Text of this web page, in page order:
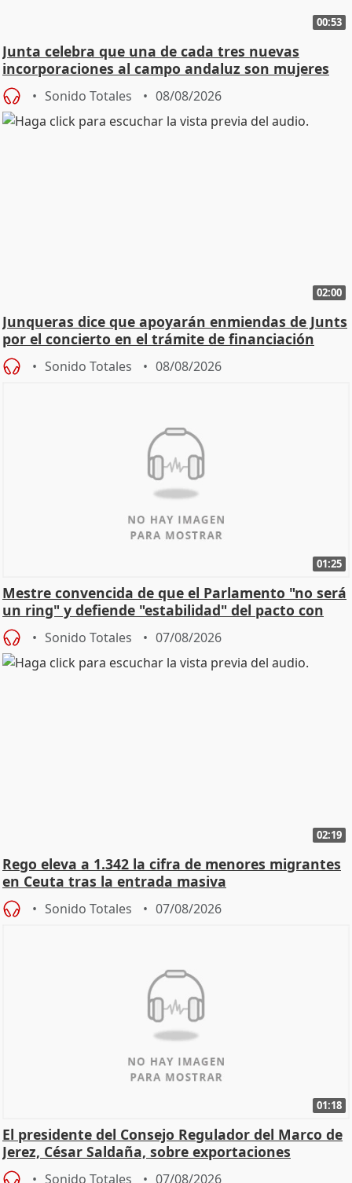
00:53
Junta celebra que una de cada tres nuevas
incorporaciones al campo andaluz son mujeres
jóvenes
Sonido Totales 08/08/2026
02:00
Junqueras dice que apoyarán enmiendas de Junts
por el concierto en el trámite de financiación
Sonido Totales 08/08/2026
01:25
Mestre convencida de que el Parlamento "no será
un ring" y defiende "estabilidad" del pacto con
Vox
Sonido Totales 07/08/2026
02:19
Rego eleva a 1.342 la cifra de menores migrantes
en Ceuta tras la entrada masiva
Sonido Totales 07/08/2026
01:18
El presidente del Consejo Regulador del Marco de
Jerez, César Saldaña, sobre exportaciones
Sonido Totales 07/08/2026